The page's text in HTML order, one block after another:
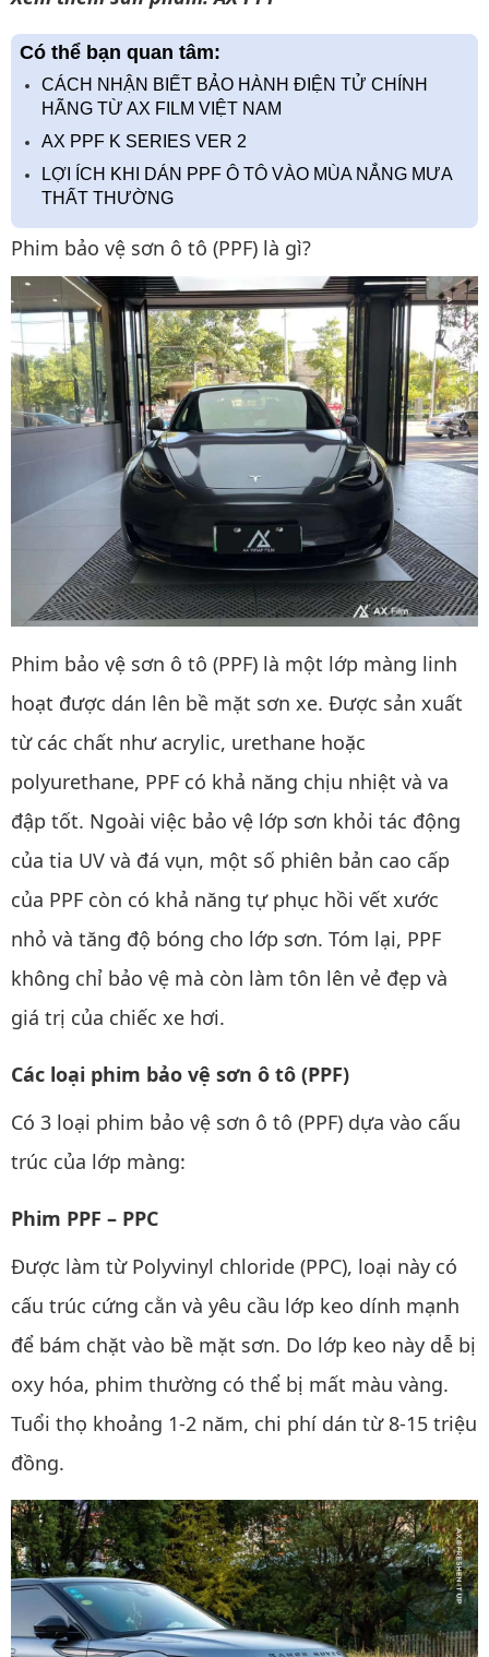
Có thể bạn quan tâm:
CÁCH NHẬN BIẾT BẢO HÀNH ĐIỆN TỬ CHÍNH
HÃNG TỪ AX FILM VIỆT NAM
AX PPF K SERIES VER 2
LỢI ÍCH KHI DÁN PPF Ô TÔ VÀO MÙA NẮNG MƯA
THẤT THƯỜNG
Phim bảo vệ sơn ô tô (PPF) là gì?
Phim bảo vệ sơn ô tô (PPF) là một lớp màng linh
hoạt được dán lên bề mặt sơn xe. Được sản xuất
từ các chất như acrylic, urethane hoặc
polyurethane, PPF có khả năng chịu nhiệt và va
đập tốt. Ngoài việc bảo vệ lớp sơn khỏi tác động
của tia UV và đá vụn, một số phiên bản cao cấp
của PPF còn có khả năng tự phục hồi vết xước
nhỏ và tăng độ bóng cho lớp sơn. Tóm lại, PPF
không chỉ bảo vệ mà còn làm tôn lên vẻ đẹp và
giá trị của chiếc xe hơi.
Các loại phim bảo vệ sơn ô tô (PPF)
Có 3 loại phim bảo vệ sơn ô tô (PPF) dựa vào cấu
trúc của lớp màng:
Phim PPF – PPC
Được làm từ Polyvinyl chloride (PPC), loại này có
cấu trúc cứng cằn và yêu cầu lớp keo dính mạnh
để bám chặt vào bề mặt sơn. Do lớp keo này dễ bị
oxy hóa, phim thường có thể bị mất màu vàng.
Tuổi thọ khoảng 1-2 năm, chi phí dán từ 8-15 triệu
đồng.